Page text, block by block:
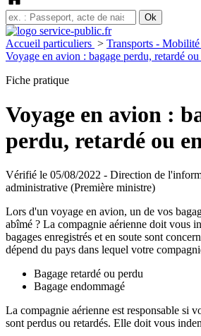
Accueil particuliers > Transports - Mobilité
Voyage en avion : bagage perdu, retardé
Fiche pratique
Voyage en avion :
perdu, retardé ou
Vérifié le 05/08/2022 - Direction de
administrative (Première ministre)
Lors d'un voyage en avion, un de vos
abîmé ? La compagnie aérienne doit vous
bagages enregistrés et en soute sont
dépend du pays dans lequel votre
Bagage retardé ou perdu
Bagage endommagé
La compagnie aérienne est responsable si
sont perdus ou retardés. Elle doit vous